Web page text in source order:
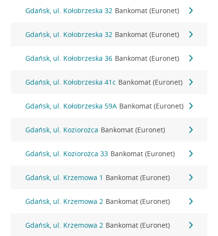
Gdańsk, ul. Kołobrzeska 32 Bankomat (Euronet)
Gdańsk, ul. Kołobrzeska 32 Bankomat (Euronet)
Gdańsk, ul. Kołobrzeska 36 Bankomat (Euronet)
Gdańsk, ul. Kołobrzeska 41c Bankomat (Euronet)
Gdańsk, ul. Kołobrzeska 59A Bankomat (Euronet)
Gdańsk, ul. Koziorożca Bankomat (Euronet)
Gdańsk, ul. Koziorożca 33 Bankomat (Euronet)
Gdańsk, ul. Krzemowa 1 Bankomat (Euronet)
Gdańsk, ul. Krzemowa 2 Bankomat (Euronet)
Gdańsk, ul. Krzemowa 2 Bankomat (Euronet)